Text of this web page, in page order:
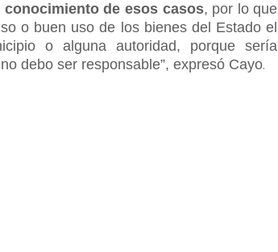
de esos casos, por lo que
o buen uso de los bienes del Estado el
o alguna autoridad, porque sería
debo ser responsable”, expresó Cayo.